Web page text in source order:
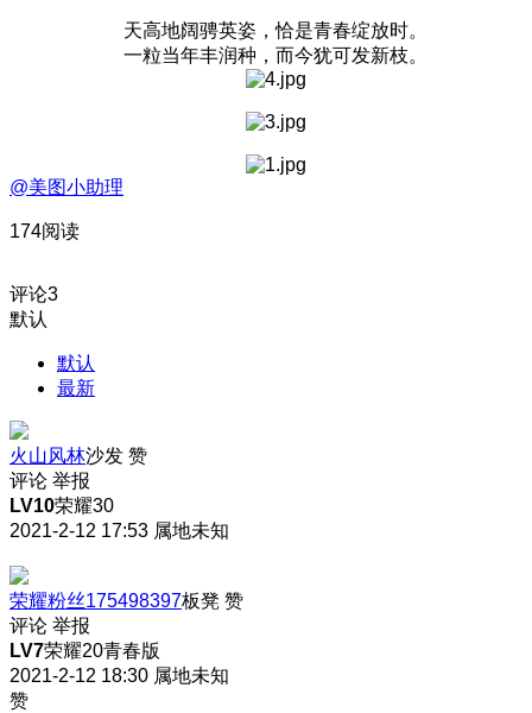
天高地阔骋英姿，恰是青春绽放时。
一粒当年丰润种，而今犹可发新枝。
@美图小助理
174阅读
评论3
默认
默认
最新
火山风林沙发 赞
评论 举报
LV10荣耀30
2021-2-12 17:53 属地未知
荣耀粉丝175498397板凳 赞
评论 举报
LV7荣耀20青春版
2021-2-12 18:30 属地未知
赞